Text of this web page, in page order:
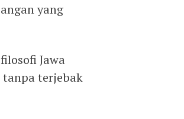
yang
Jawa
tanpa terjebak